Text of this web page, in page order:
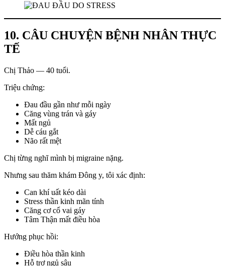
10. CÂU CHUYỆN BỆNH NHÂN THỰC
TẾ
Chị Thảo — 40 tuổi.
Triệu chứng:
Đau đầu gần như mỗi ngày
Căng vùng trán và gáy
Mất ngủ
Dễ cáu gắt
Não rất mệt
Chị từng nghĩ mình bị migraine nặng.
Nhưng sau thăm khám Đông y, tôi xác định:
Can khí uất kéo dài
Stress thần kinh mãn tính
Căng cơ cổ vai gáy
Tâm Thận mất điều hòa
Hướng phục hồi:
Điều hòa thần kinh
Hỗ trợ ngủ sâu